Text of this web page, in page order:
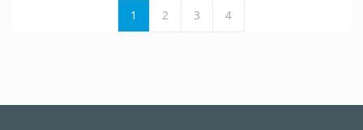
1 2 3 4